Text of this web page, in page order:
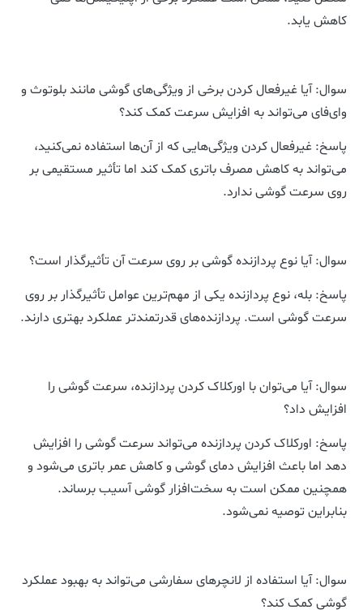
کاهش یابد.
سوال: آیا غیرفعال کردن برخی از ویژگی‌های گوشی مانند بلوتوث و
وای‌فای می‌تواند به افزایش سرعت کمک کند؟
پاسخ: غیرفعال کردن ویژگی‌هایی که از آن‌ها استفاده نمی‌کنید،
می‌تواند به کاهش مصرف باتری کمک کند اما تأثیر مستقیمی بر
روی سرعت گوشی ندارد.
سوال: آیا نوع پردازنده گوشی بر روی سرعت آن تأثیرگذار است؟
پاسخ: بله، نوع پردازنده یکی از مهم‌ترین عوامل تأثیرگذار بر روی
سرعت گوشی است. پردازنده‌های قدرتمندتر عملکرد بهتری دارند.
سوال: آیا می‌توان با اورکلاک کردن پردازنده، سرعت گوشی را
افزایش داد؟
پاسخ: اورکلاک کردن پردازنده می‌تواند سرعت گوشی را افزایش
دهد اما باعث افزایش دمای گوشی و کاهش عمر باتری می‌شود و
همچنین ممکن است به سخت‌افزار گوشی آسیب برساند.
بنابراین توصیه نمی‌شود.
سوال: آیا استفاده از لانچرهای سفارشی می‌تواند به بهبود عملکرد
گوشی کمک کند؟